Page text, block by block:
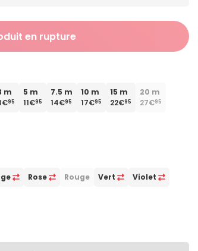
en rupture
m
95
5 m
11€95
7.5 m
14€95
10 m
17€95
15 m
22€95
20 m
27€95
Rose Rouge Vert Violet